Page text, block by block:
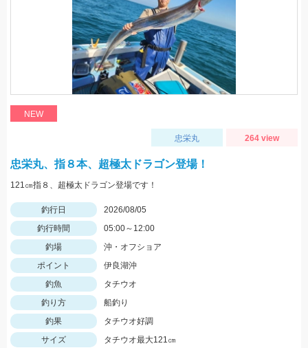
NEW
忠栄丸 264 view
忠栄丸、指８本、超極太ドラゴン登場！
121㎝指８、超極太ドラゴン登場です！
釣行日
2026/08/05
釣行時間
05:00～12:00
釣場
沖・オフショア
ポイント
伊良湖沖
釣魚
タチウオ
釣り方
船釣り
釣果
タチウオ好調
サイズ
タチウオ最大121㎝